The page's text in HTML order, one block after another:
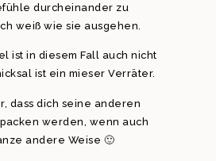
durcheinander zu
weiß wie sie ausgehen.
ist in diesem Fall auch nicht
ist ein mieser Verräter.
dass dich seine anderen
werden, wenn auch
andere Weise 🙂